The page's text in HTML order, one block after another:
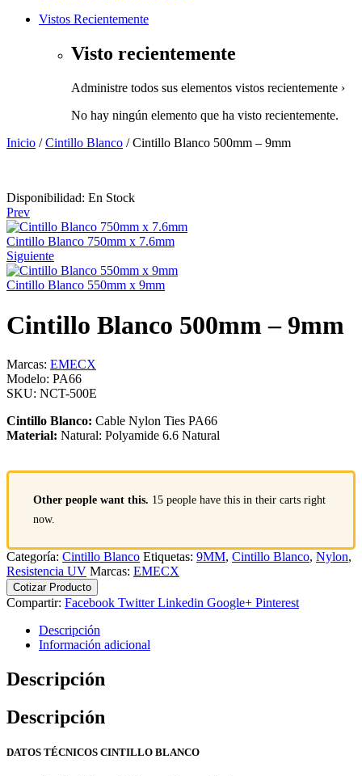
Vistos Recientemente
Visto recientemente
Administre todos sus elementos vistos recientemente ›
No hay ningún elemento que ha visto recientemente.
Inicio /Cintillo Blanco / Cintillo Blanco 500mm – 9mm
Disponibilidad: En Stock
Prev
Cintillo Blanco 750mm x 7.6mm
Siguiente
Cintillo Blanco 550mm x 9mm
Cintillo Blanco 500mm – 9mm
Marcas: EMECX
Modelo: PA66
SKU: NCT-500E
Cintillo Blanco: Cable Nylon Ties PA66
Material: Natural: Polyamide 6.6 Natural
Other people want this. 15 people have this in their carts right
now.
Categoría: Cintillo Blanco Etiquetas: 9MM, Cintillo Blanco, Nylon,
Resistencia UV Marcas: EMECX
Cotizar Producto
Compartir: Facebook Twitter Linkedin Google+ Pinterest
Descripción
Información adicional
Descripción
Descripción
DATOS TÉCNICOS CINTILLO BLANCO